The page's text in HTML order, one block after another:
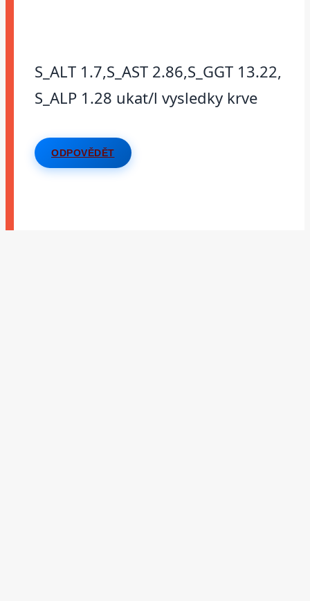
S_ALT 1.7,S_AST 2.86,S_GGT 13.22,
S_ALP 1.28 ukat/l vysledky krve
ODPOVĚDĚT